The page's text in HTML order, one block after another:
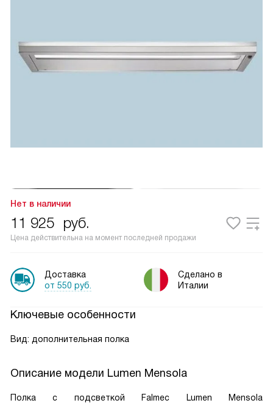
Нет в наличии
11 925 руб.
Цена действительна на момент последней продажи
Доставка
от 550 руб.
Сделано в
Италии
Ключевые особенности
Вид: дополнительная полка
Описание модели Lumen Mensola
Полка с подсветкой Falmec Lumen Mensola